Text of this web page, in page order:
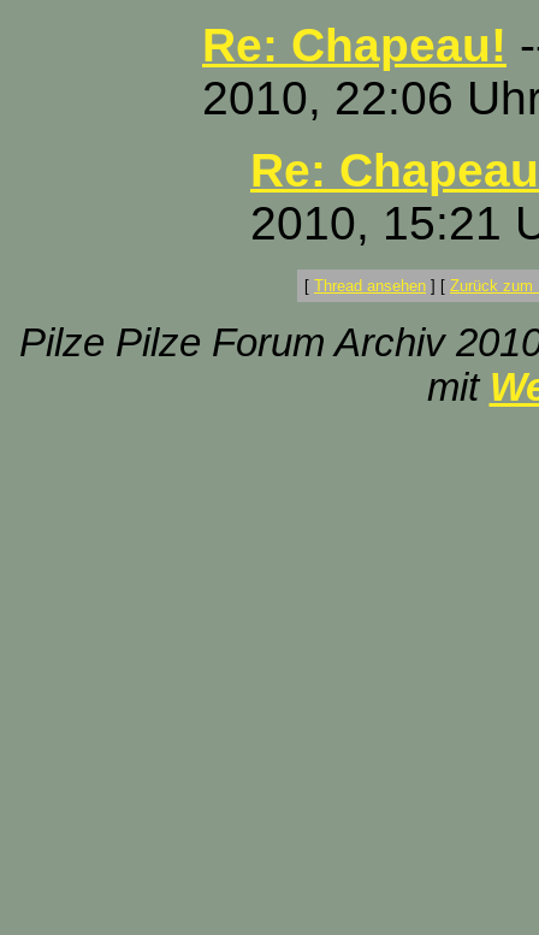
Re: Chapeau!
2010, 22:06
Re:
2010, 15:21
[ Thread ansehen ] [ Zurück zum
Pilze Pilze Forum Archiv
mit